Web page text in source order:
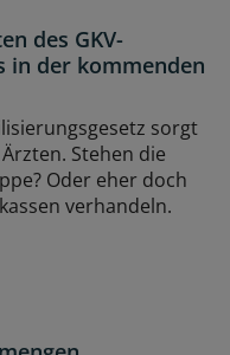
des GKV-
in der kommenden
sorgt
Stehen die
Oder eher doch
verhandeln.